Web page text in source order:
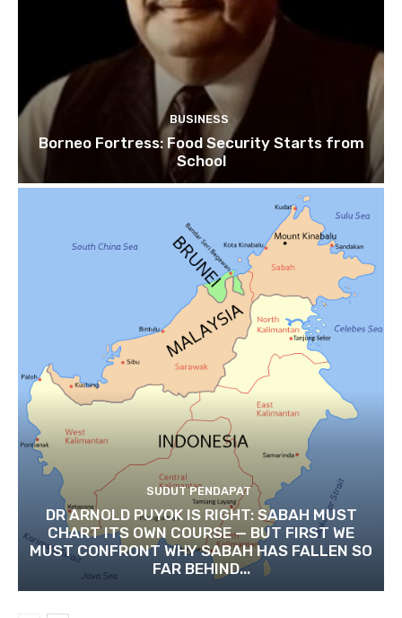
BUSINESS
Borneo Fortress: Food Security Starts from
School
SUDUT PENDAPAT
DR ARNOLD PUYOK IS RIGHT: SABAH MUST
CHART ITS OWN COURSE — BUT FIRST WE
MUST CONFRONT WHY SABAH HAS FALLEN SO
FAR BEHIND...